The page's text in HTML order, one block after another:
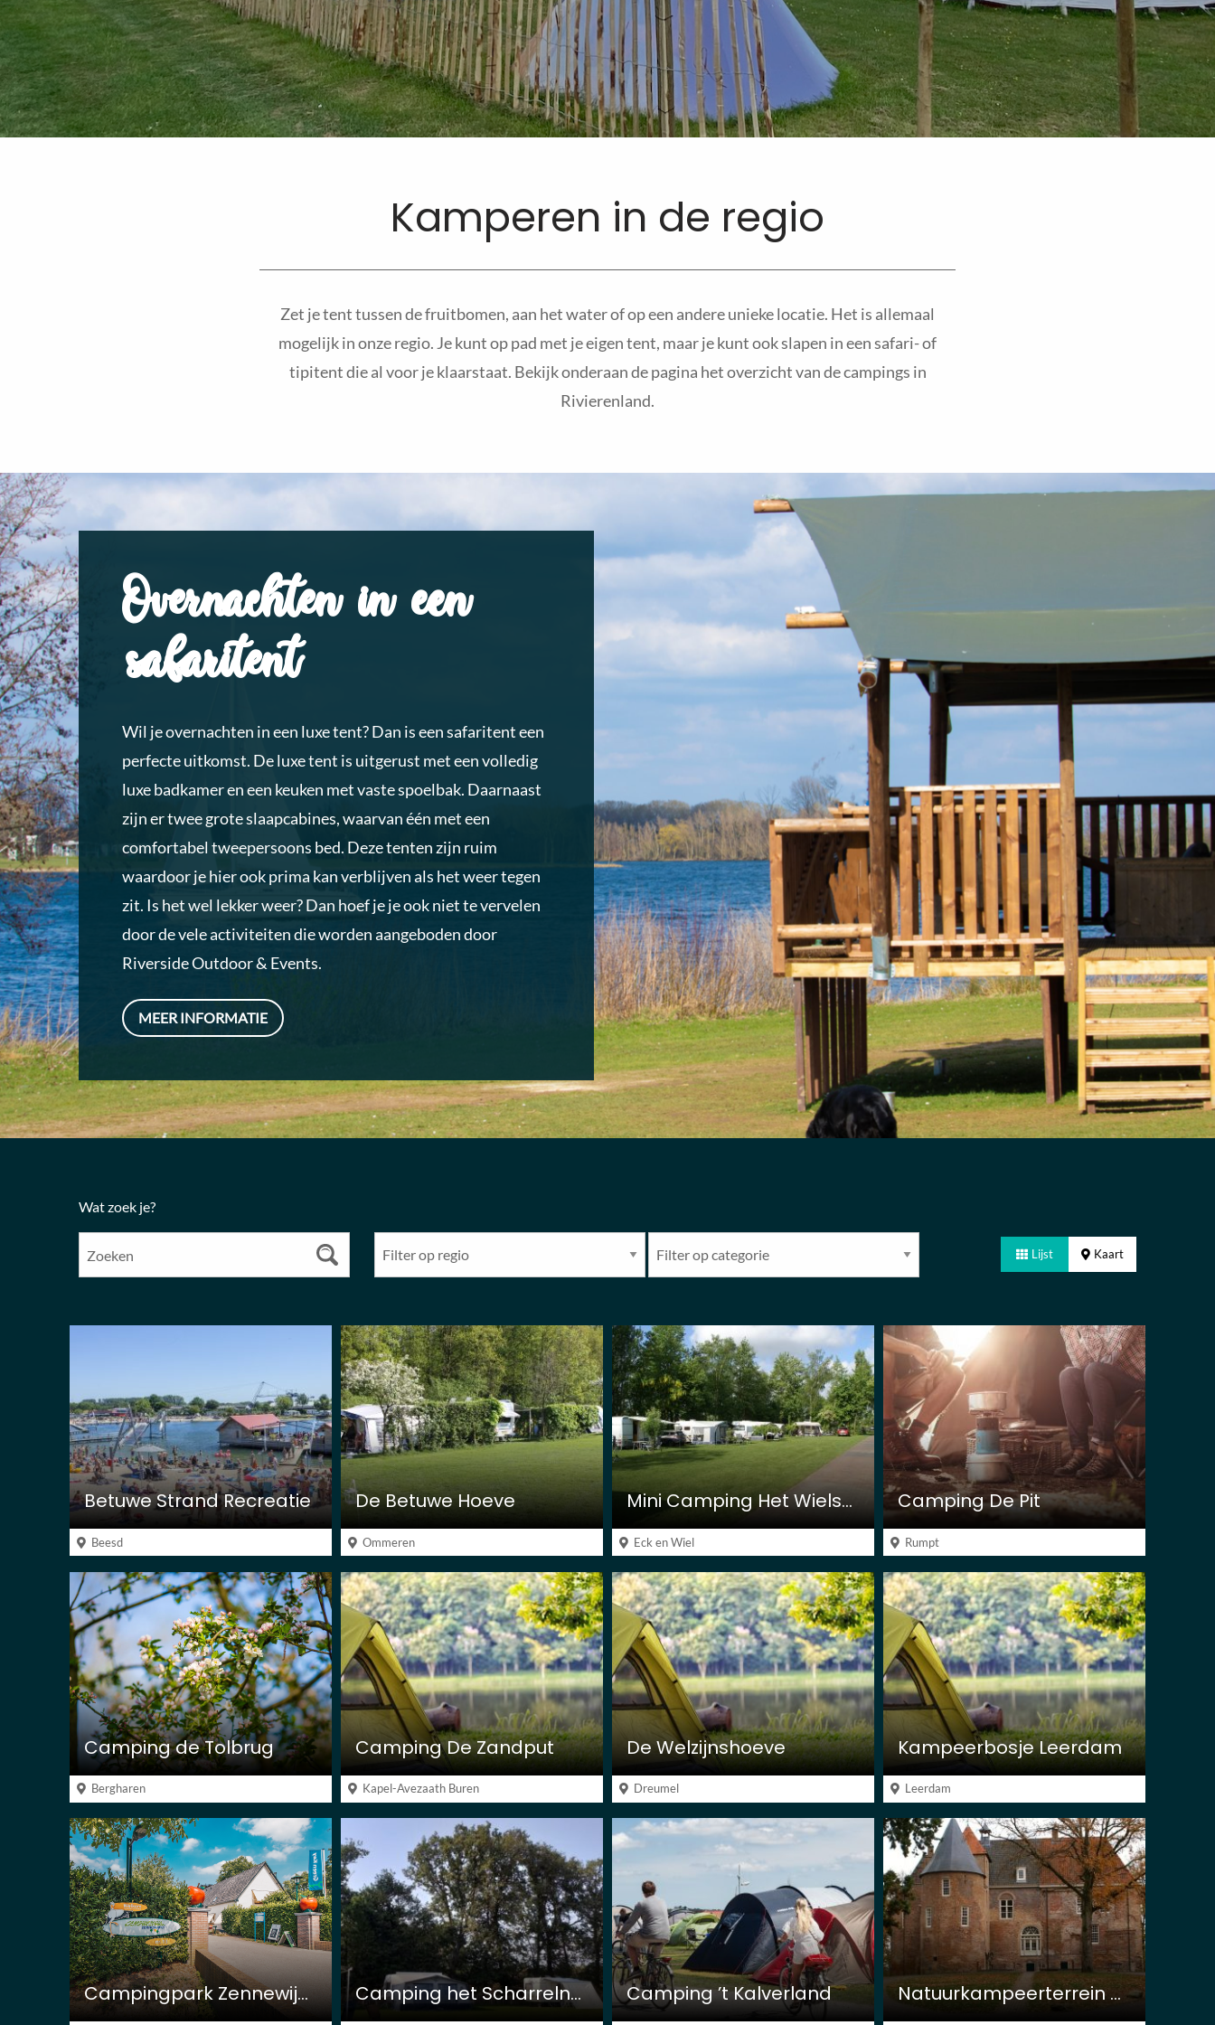
Kamperen in de regio
Zet je tent tussen de fruitbomen, aan het water of op een andere unieke locatie. Het is allemaal
mogelijk in onze regio. Je kunt op pad met je eigen tent, maar je kunt ook slapen in een safari- of
tipitent die al voor je klaarstaat. Bekijk onderaan de pagina het overzicht van de campings in
Rivierenland.
Overnachten in een
safaritent
Wil je overnachten in een luxe tent? Dan is een safaritent een
perfecte uitkomst. De luxe tent is uitgerust met een volledig
luxe badkamer en een keuken met vaste spoelbak. Daarnaast
zijn er twee grote slaapcabines, waarvan één met een
comfortabel tweepersoons bed. Deze tenten zijn ruim
waardoor je hier ook prima kan verblijven als het weer tegen
zit. Is het wel lekker weer? Dan hoef je je ook niet te vervelen
door de vele activiteiten die worden aangeboden door
Riverside Outdoor & Events.
MEER INFORMATIE
Wat zoek je?
Lijst Kaart
Betuwe Strand Recreatie
Beesd
De Betuwe Hoeve
Ommeren
Mini Camping Het Wielseveld
Eck en Wiel
Camping De Pit
Rumpt
Camping de Tolbrug
Bergharen
Camping De Zandput
Kapel-Avezaath Buren
De Welzijnshoeve
Dreumel
Kampeerbosje Leerdam
Leerdam
Campingpark Zennewijnen Camping het Scharrelnest Camping ’t Kalverland Natuurkampeerterrein Kasteel Nederhemert